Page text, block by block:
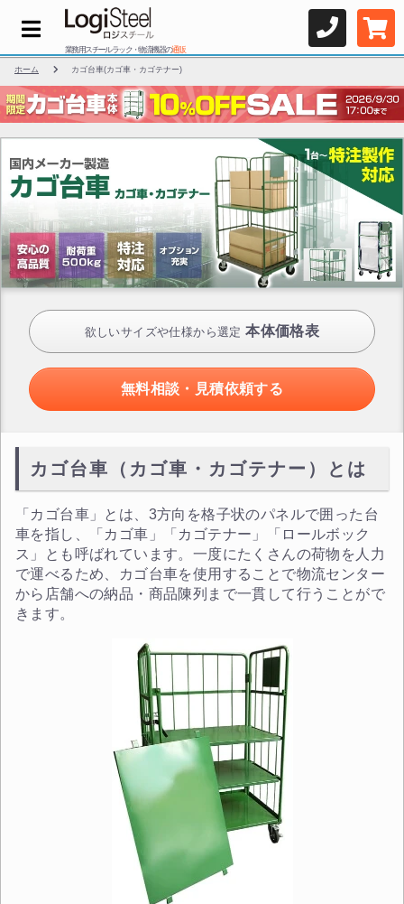
業務用スチールラック・物流機器の通販
ホーム カゴ台車(カゴ車・カゴテナー)
欲しいサイズや仕様から選定 本体価格表
無料相談・見積依頼する
カゴ台車（カゴ車・カゴテナー）とは
「カゴ台車」とは、3方向を格子状のパネルで囲った台
車を指し、「カゴ車」「カゴテナー」「ロールボック
ス」とも呼ばれています。一度にたくさんの荷物を人力
で運べるため、カゴ台車を使用することで物流センター
から店舗への納品・商品陳列まで一貫して行うことがで
きます。